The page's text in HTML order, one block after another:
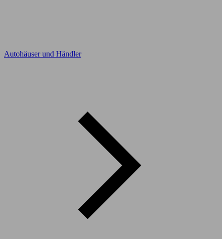
Autohäuser und Händler